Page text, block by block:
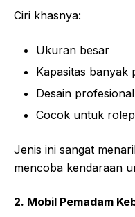
Ciri khasnya:
Ukuran besar
Kapasitas banyak
Desain profesional
Cocok untuk
Jenis ini sangat
mencoba kendaraan
2. Mobil Pemadam